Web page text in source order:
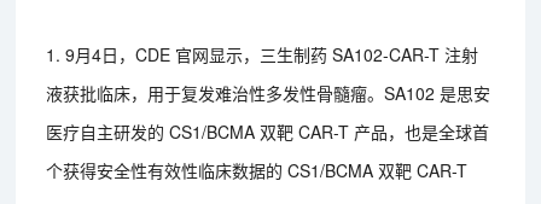
1. 9月4日，CDE 官网显示，三生制药 SA102-CAR-T 注射
液获批临床，用于复发难治性多发性骨髓瘤。SA102 是思安
医疗自主研发的 CS1/BCMA 双靶 CAR-T 产品，也是全球首
个获得安全性有效性临床数据的 CS1/BCMA 双靶 CAR-T